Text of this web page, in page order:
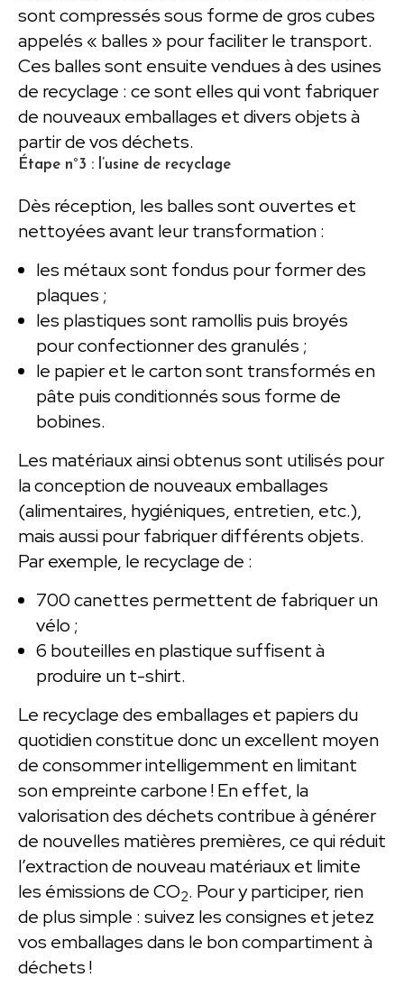
sont compressés sous forme de gros cubes
appelés « balles » pour faciliter le transport.
Ces balles sont ensuite vendues à des usines
de recyclage : ce sont elles qui vont fabriquer
de nouveaux emballages et divers objets à
partir de vos déchets.
Étape n°3 : l’usine de recyclage
Dès réception, les balles sont ouvertes et
nettoyées avant leur transformation :
les métaux sont fondus pour former des
plaques ;
les plastiques sont ramollis puis broyés
pour confectionner des granulés ;
le papier et le carton sont transformés en
pâte puis conditionnés sous forme de
bobines.
Les matériaux ainsi obtenus sont utilisés pour
la conception de nouveaux emballages
(alimentaires, hygiéniques, entretien, etc.),
mais aussi pour fabriquer différents objets.
Par exemple, le recyclage de :
700 canettes permettent de fabriquer un
vélo ;
6 bouteilles en plastique suffisent à
produire un t-shirt.
Le recyclage des emballages et papiers du
quotidien constitue donc un excellent moyen
de consommer intelligemment en limitant
son empreinte carbone ! En effet, la
valorisation des déchets contribue à générer
de nouvelles matières premières, ce qui réduit
l’extraction de nouveau matériaux et limite
les émissions de CO2. Pour y participer, rien
de plus simple : suivez les consignes et jetez
vos emballages dans le bon compartiment à
déchets !